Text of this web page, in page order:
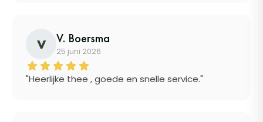
V V. Boersma
25 juni 2026
"Heerlijke thee , goede en snelle service."